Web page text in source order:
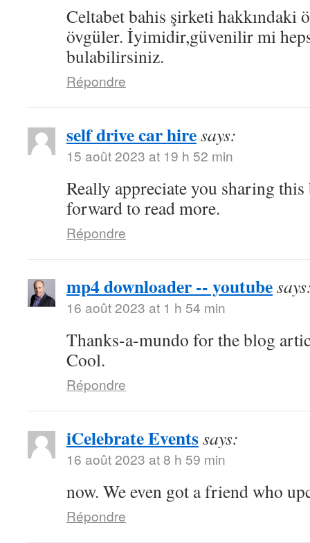
Celtabet bahis şirketi hakkındaki
övgüler. İyimidir,güvenilir mi
bulabilirsiniz.
Répondre
self drive car hiresays:
15 août 2023 at 19 h 52 min
Really appreciate you sharing
forward to read more.
Répondre
mp4 downloader -- youtube
16 août 2023 at 1 h 54 min
Thanks-a-mundo for the blog
Cool.
Répondre
iCelebrate Eventssays:
16 août 2023 at 8 h 59 min
now. We even got a friend who
Répondre